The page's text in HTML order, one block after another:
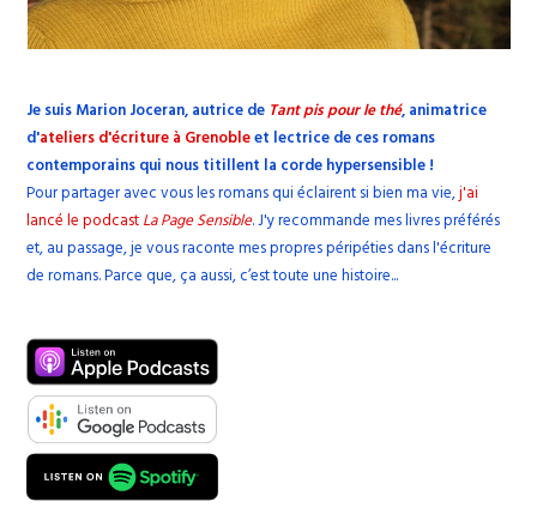
Je suis Marion Joceran, autrice de Tant pis pour le thé, animatrice
d'ateliers d'écriture à Grenobleet lectrice de ces romans
contemporains qui nous titillent la corde hypersensible !
Pour partager avec vous les romans qui éclairent si bien ma vie,j'ai
lancé le podcast La Page Sensible. J'y recommande mes livres préférés
et, au passage, je vous raconte mes propres péripéties dans l'écriture
de romans. Parce que, ça aussi, c’est toute une histoire...